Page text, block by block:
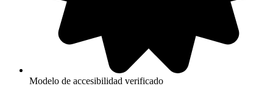
Modelo de accesibilidad verificado